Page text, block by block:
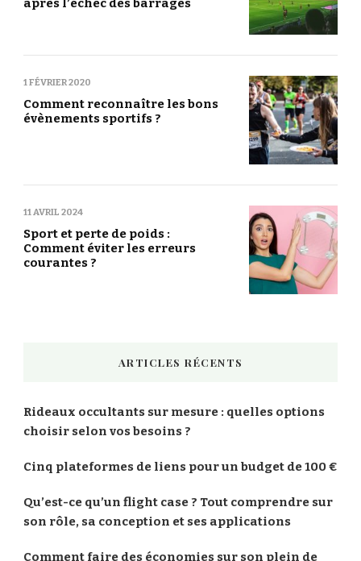
après l’échec des barrages
1 FÉVRIER 2020
Comment reconnaître les bons
évènements sportifs ?
11 AVRIL 2024
Sport et perte de poids :
Comment éviter les erreurs
courantes ?
ARTICLES RÉCENTS
Rideaux occultants sur mesure : quelles options
choisir selon vos besoins ?
Cinq plateformes de liens pour un budget de 100 €
Qu’est-ce qu’un flight case ? Tout comprendre sur
son rôle, sa conception et ses applications
Comment faire des économies sur son plein de